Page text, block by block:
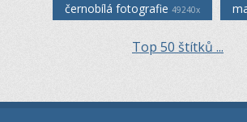
černobílá fotografie 49240x
Top 50 štítků ...